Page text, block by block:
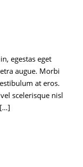
egestas eget
augue. Morbi
at eros.
scelerisque nisl